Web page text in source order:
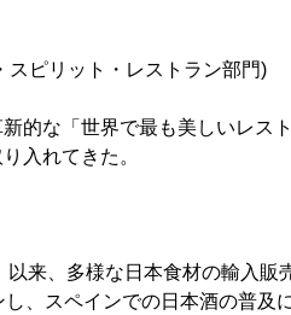
スピリット・レストラン部門)
的な「世界で最も美しいレス
入れてきた。
来、多様な日本食材の輸入販
、スペインでの日本酒の普及に